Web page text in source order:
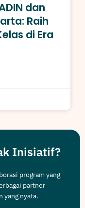
dan
Raih
di Era
Inisiatif?
program yang
partner
yang nyata.